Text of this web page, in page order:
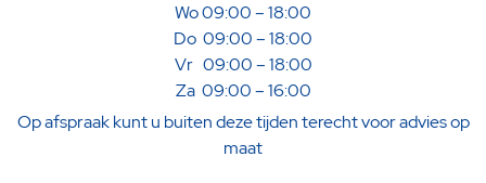
Wo 09:00 – 18:00
Do 09:00 – 18:00
Vr 09:00 – 18:00
Za 09:00 – 16:00
Op afspraak kunt u buiten deze tijden terecht voor advies op
maat